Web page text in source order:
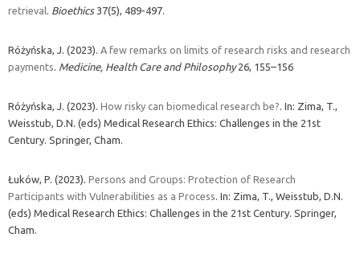
retrieval Bioethics 37(5), 489-497.
Różyńska, J. (2023). A few remarks on limits of research risks and research
payments Medicine, Health Care and Philosophy26, 155–156
Różyńska, J. (2023). How risky can biomedical research be? . In: Zima, T.,
Weisstub, D.N. (eds) Medical Research Ethics: Challenges in the 21st
Century. Springer, Cham.
Łuków, P. (2023). Persons and Groups: Protection of Research
Participants with Vulnerabilities as a Process . In: Zima, T., Weisstub, D.N.
(eds) Medical Research Ethics: Challenges in the 21st Century. Springer,
Cham.